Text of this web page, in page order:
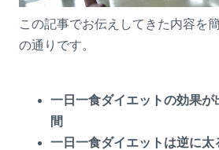
この記事でお伝えしてきた内容を
の通りです。
一日一食ダイエットの効果が
間
一日一食ダイエットは逆に太